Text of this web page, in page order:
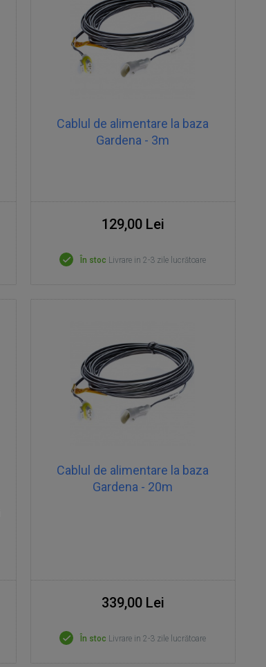
Cablul de alimentare la baza
Gardena - 3m
129,00 Lei
În stoc Livrare in 2-3 zile lucrătoare
Cablul de alimentare la baza
Gardena - 20m
339,00 Lei
În stoc Livrare in 2-3 zile lucrătoare